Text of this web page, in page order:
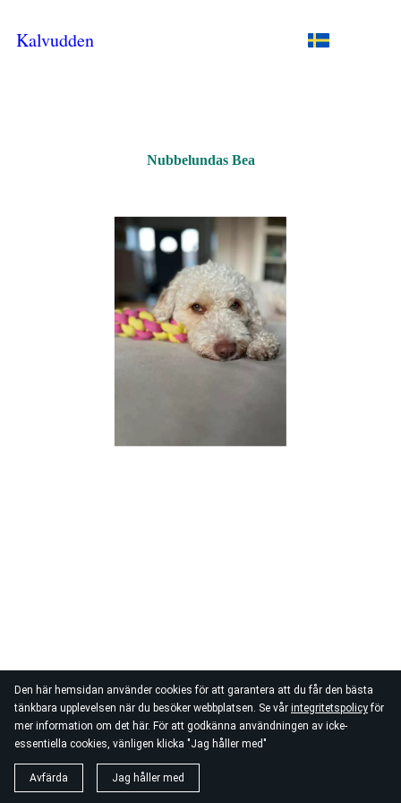
Den här hemsidan använder cookies för att garantera att du får den bästa
tänkbara upplevelsen när du besöker webbplatsen. Se vår integritetspolicyför
mer information om det här. För att godkänna användningen av icke-
essentiella cookies, vänligen klicka "Jag håller med"
Avfärda Jag håller med
Kalvudden
Nubbelundas Bea